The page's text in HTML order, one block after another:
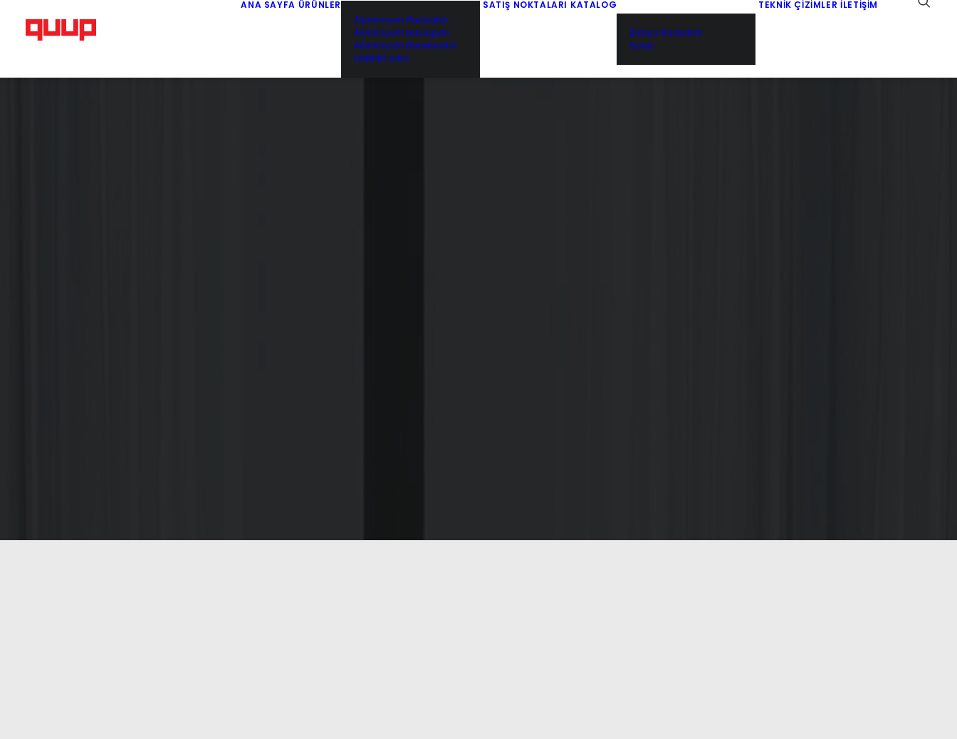
ANA SAYFA ÜRÜNLER
Alüminyum Radyatör
Alüminyum Havlupan
Alüminyum Baseboard
Elektrikli Isıtıcı
SATIŞ NOKTALARI KATALOG
Dizayn Radyatör
Quup
TEKNIK ÇIZIMLER İLETIŞIM